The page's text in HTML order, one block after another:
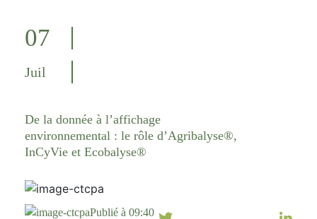
07
Juil
De la donnée à l’affichage
environnemental : le rôle d’Agribalyse®,
InCyVie et Ecobalyse®
Publié à 09:40